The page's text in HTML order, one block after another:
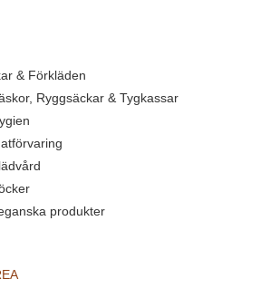
& Förkläden
Ryggsäckar & Tygkassar
produkter